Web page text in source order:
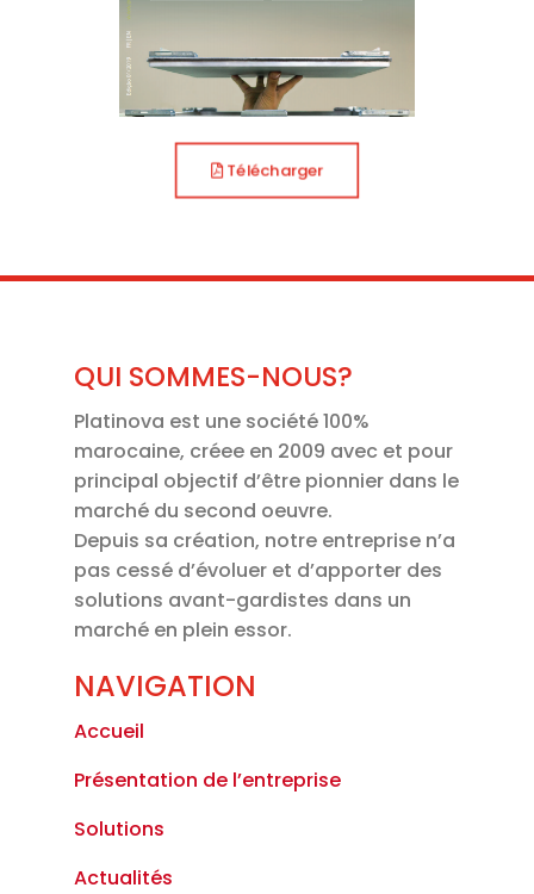
Télécharger
QUI SOMMES-NOUS?
Platinova est une société 100%
marocaine, créee en 2009 avec et pour
principal objectif d’être pionnier dans le
marché du second oeuvre.
Depuis sa création, notre entreprise n’a
pas cessé d’évoluer et d’apporter des
solutions avant-gardistes dans un
marché en plein essor.
NAVIGATION
Accueil
Présentation de l’entreprise
Solutions
Actualités